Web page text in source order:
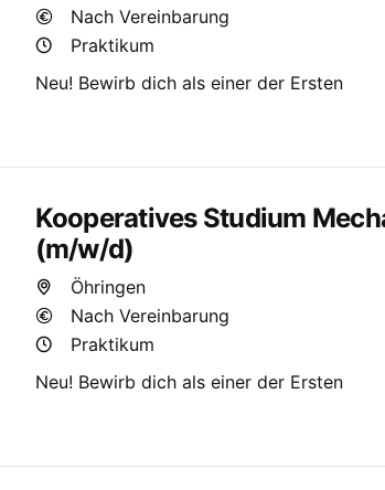
Nach Vereinbarung
Praktikum
Neu! Bewirb dich als einer der Ersten
Kooperatives Studium
(m/w/d)
Öhringen
Nach Vereinbarung
Praktikum
Neu! Bewirb dich als einer der Ersten